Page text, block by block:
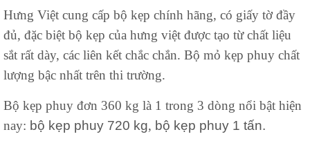
Hưng Việt cung cấp bộ kẹp chính hãng, có giấy tờ đầy
đủ, đặc biệt bộ kẹp của hưng việt được tạo từ chất liệu
sắt rất dày, các liên kết chắc chắn. Bộ mỏ kẹp phuy chất
lượng bậc nhất trên thi trường.
Bộ kẹp phuy đơn 360 kg là 1 trong 3 dòng nổi bật hiện
nay: bộ kẹp phuy 720 kg, bộ kẹp phuy 1 tấn.